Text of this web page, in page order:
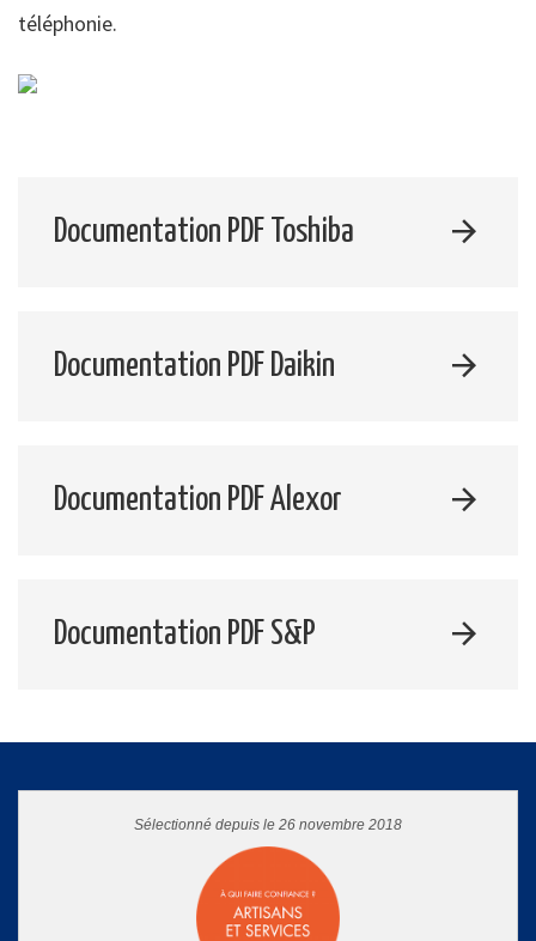
téléphonie.
Documentation PDF Toshiba
Documentation PDF Daikin
Documentation PDF Alexor
Documentation PDF S&P
Sélectionné depuis le 26 novembre 2018